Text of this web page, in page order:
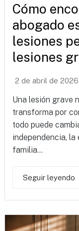
Cómo
abogado
lesiones
lesiones
2 de abril de 2026
Una lesión grave
transforma por
todo puede
independencia,
familia...
Seguir leyendo